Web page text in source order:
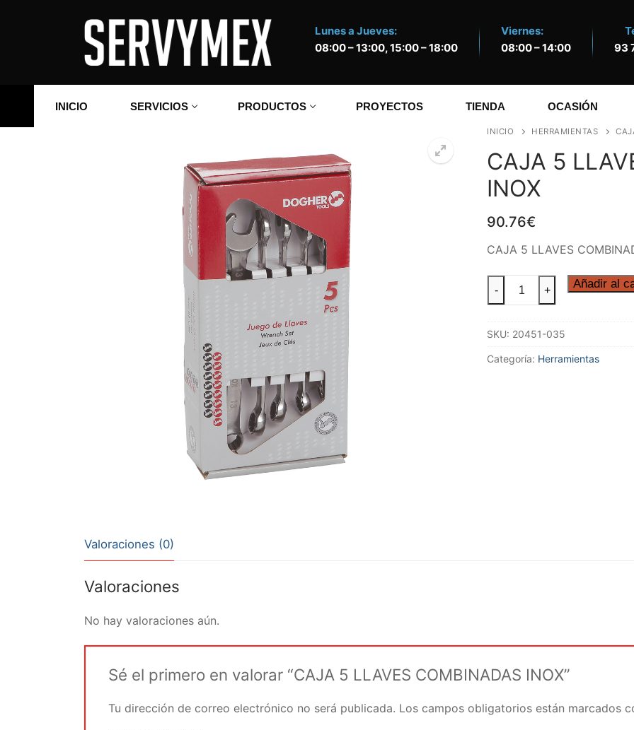
Lunes a Jueves:
08:00 – 13:00, 15:00 – 18:00
Viernes:
08:00 – 14:00
93
INICIO SERVICIOS PRODUCTOS PROYECTOS TIENDA OCASIÓN
INICIO HERRAMIENTAS
CAJA 5
INOX
90.76€
CAJA 5 LLAVES
5
COMBINADAS
INOX
- + Añadir al
SKU: 20451-035
Categoría: Herramientas
Valoraciones (0)
Valoraciones
No hay valoraciones aún.
Sé el primero en valorar “CAJA 5 LLAVES COMBINADAS INOX”
Tu dirección de correo electrónico no será publicada. Los campos obligatorios están marcados